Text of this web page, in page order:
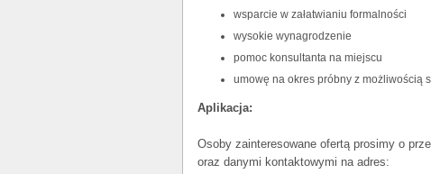
wsparcie w załatwianiu formalności
wysokie wynagrodzenie
pomoc konsultanta na miejscu
umowę na okres próbny z możliwością
Aplikacja:
Osoby zainteresowane ofertą prosimy o
oraz danymi kontaktowymi na adres: